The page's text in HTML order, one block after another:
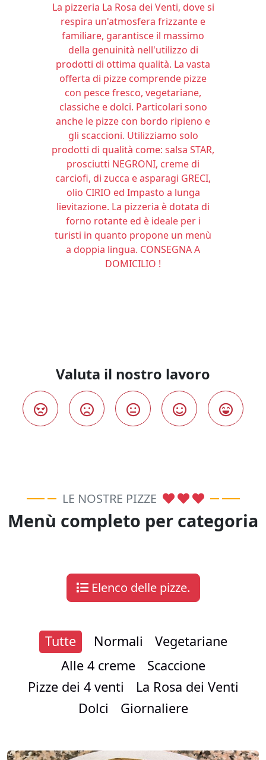
La pizzeria La Rosa dei Venti, dove si
respira un'atmosfera frizzante e
familiare, garantisce il massimo
della genuinità nell'utilizzo di
prodotti di ottima qualità. La vasta
offerta di pizze comprende pizze
con pesce fresco, vegetariane,
classiche e dolci. Particolari sono
anche le pizze con bordo ripieno e
gli scaccioni. Utilizziamo solo
prodotti di qualità come: salsa STAR,
prosciutti NEGRONI, creme di
carciofi, di zucca e asparagi GRECI,
olio CIRIO ed Impasto a lunga
lievitazione. La pizzeria è dotata di
forno rotante ed è ideale per i
turisti in quanto propone un menù
a doppia lingua. CONSEGNA A
DOMICILIO !
Valuta il nostro lavoro
LE NOSTRE PIZZE
Menù completo per categoria
Elenco delle pizze.
Tutte Normali
Vegetariane
Alle 4 creme
Scaccione
Pizze dei 4 venti
La Rosa dei Venti
Dolci
Giornaliere